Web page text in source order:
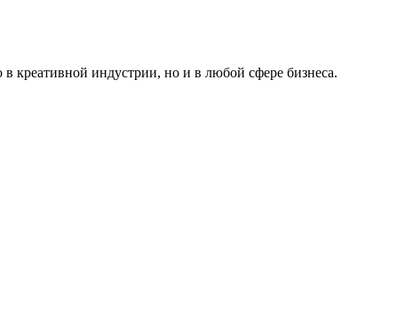
креативной индустрии, но и в любой сфере бизнеса.